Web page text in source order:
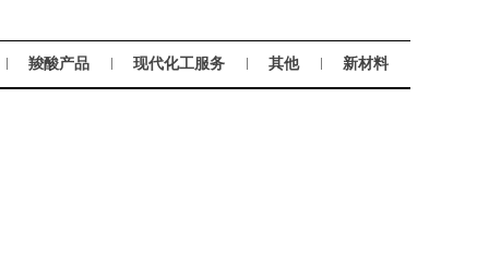
羧酸产品 现代化工服务 其他 新材料